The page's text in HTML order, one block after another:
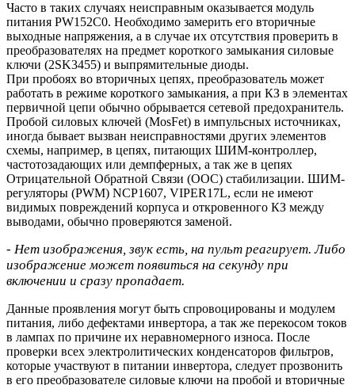
Часто в таких случаях неисправным оказывается модуль
питания PW152C0. Необходимо замерить его вторичные
выходные напряжения, а в случае их отсутствия проверить в
преобразователях на предмет короткого замыкания силовые
ключи (2SK3455) и выпрямительные диоды.
При пробоях во вторичных цепях, преобразователь может
работать в режиме короткого замыкания, а при КЗ в элементах
первичной цепи обычно обрывается сетевой предохранитель.
Пробой силовых ключей (MosFet) в импульсных источниках,
иногда бывает вызван неисправностями других элементов
схемы, например, в цепях, питающих ШИМ-контроллер,
частотозадающих или демпферных, а так же в цепях
Отрицательной Обратной Связи (ООС) стабилизации. ШИМ-
регуляторы (PWM) NCP1607, VIPER17L, если не имеют
видимых повреждений корпуса и откровенного КЗ между
выводами, обычно проверяются заменой.
- Нет изображения, звук есть, на пульт реагирует. Либо
изображение может появиться на секунду при
включении и сразу пропадает.
Данные проявления могут быть спровоцированы и модулем
питания, либо дефектами инвертора, а так же перекосом токов
в лампах по причине их неравномерного износа. После
проверки всех электролитических конденсаторов фильтров,
которые участвуют в питании инвертора, следует прозвонить
в его преобразователе силовые ключи на пробой и вторичные